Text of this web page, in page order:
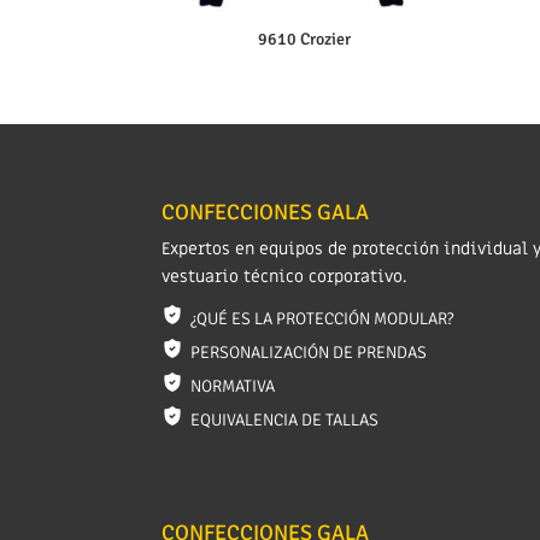
9610 Crozier
CONFECCIONES GALA
Expertos en equipos de protección individual
vestuario técnico corporativo.
¿QUÉ ES LA PROTECCIÓN MODULAR?
PERSONALIZACIÓN DE PRENDAS
NORMATIVA
EQUIVALENCIA DE TALLAS
CONFECCIONES GALA